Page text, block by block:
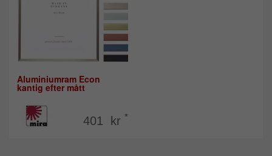
Aluminiumram Econ
kantig efter mått
401 kr *